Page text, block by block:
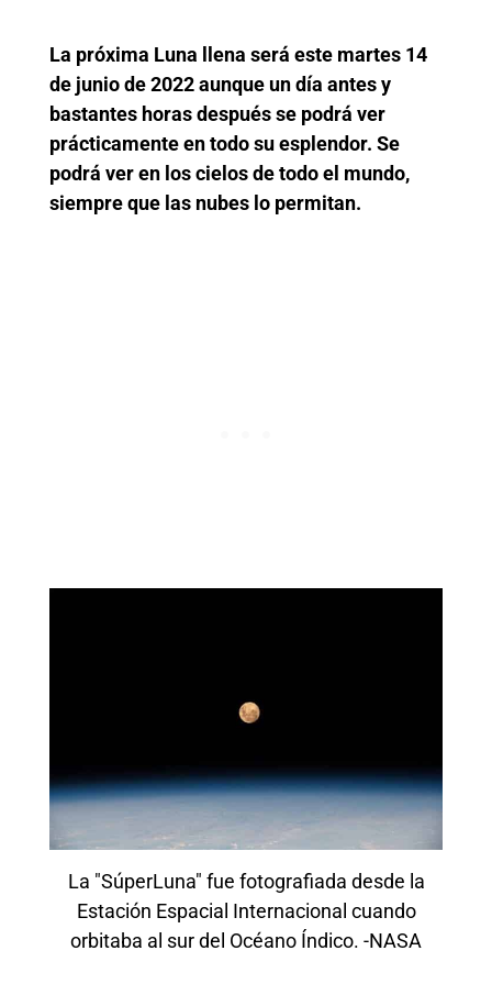
La próxima Luna llena será este martes 14
de junio de 2022 aunque un día antes y
bastantes horas después se podrá ver
prácticamente en todo su esplendor. Se
podrá ver en los cielos de todo el mundo,
siempre que las nubes lo permitan.
La "SúperLuna" fue fotografiada desde la
Estación Espacial Internacional cuando
orbitaba al sur del Océano Índico. -NASA